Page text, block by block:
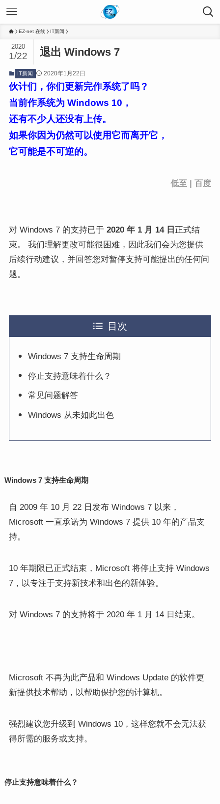
EZ-net 在线 IT新闻
退出 Windows 7
2020
1/22
IT新闻 2020年1月22日
伙计们，你们更新完作系统了吗？
当前作系统为 Windows 10，
还有不少人还没有上传。
如果你因为仍然可以使用它而离开它，
它可能是不可逆的。
低至 | 百度
对 Windows 7 的支持已于 2020 年 1 月 14 日 正式结
束。 我们理解更改可能很困难，因此我们会为您提供
后续行动建议，并回答您对暂停支持可能提出的任何问
题。
目次
Windows 7 支持生命周期
停止支持意味着什么？
常见问题解答
Windows 从未如此出色
Windows 7 支持生命周期
自 2009 年 10 月 22 日发布 Windows 7 以来，
Microsoft 一直承诺为 Windows 7 提供 10 年的产品支
持。
10 年期限已正式结束，Microsoft 将停止支持 Windows
7，以专注于支持新技术和出色的新体验。
对 Windows 7 的支持将于 2020 年 1 月 14 日结束。
Microsoft 不再为此产品和 Windows Update 的软件更
新提供技术帮助，以帮助保护您的计算机。
强烈建议您升级到 Windows 10，这样您就不会无法获
得所需的服务或支持。
停止支持意味着什么？